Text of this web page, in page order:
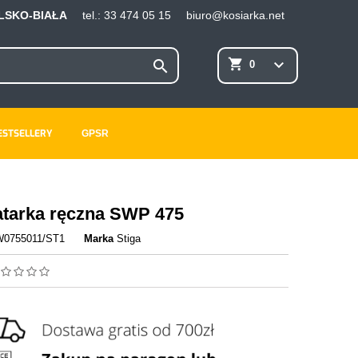
×
×
×
BIAŁA tel.: 33 474 05 15 biuro@kosiarka.net
shopping_cart 0 keyboard_arrow_down

GPSR
ręczna SWP 475
ST1 Marka Stiga